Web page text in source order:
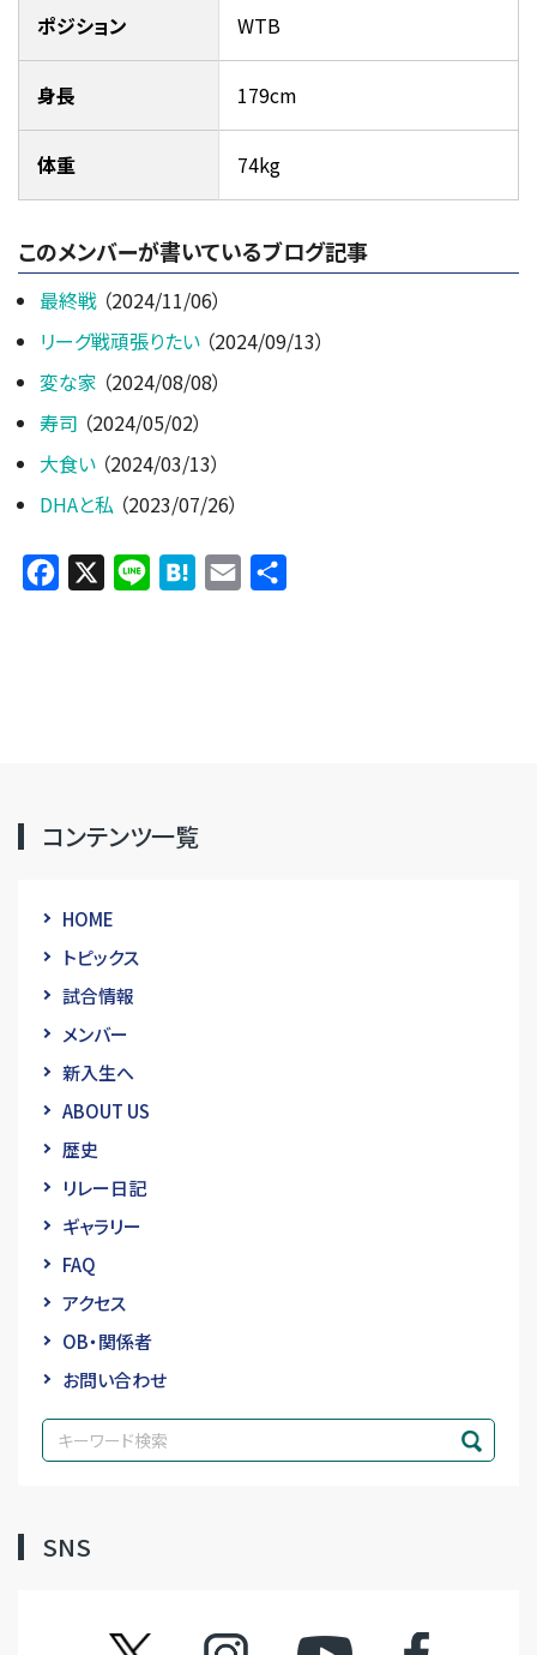
ポジション WTB
身長 179cm
体重 74kg
このメンバーが書いているブログ記事
最終戦 （2024/11/06）
リーグ戦頑張りたい （2024/09/13）
変な家 （2024/08/08）
寿司 （2024/05/02）
大食い （2024/03/13）
DHAと私 （2023/07/26）
Facebook Line HatenaEmail
コンテンツ一覧
HOME
トピックス
試合情報
メンバー
新入生へ
ABOUT US
歴史
リレー日記
ギャラリー
FAQ
アクセス
OB・関係者
お問い合わせ
SNS
ツイッター インスタグラムYouTube フェイスブック